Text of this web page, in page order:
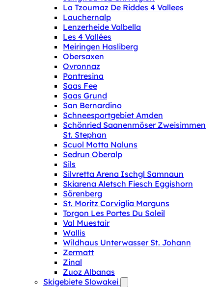
La Tzoumaz De Riddes 4 Vallees
Lauchernalp
Lenzerheide Valbella
Les 4 Vallées
Meiringen Hasliberg
Obersaxen
Ovronnaz
Pontresina
Saas Fee
Saas Grund
San Bernardino
Schneesportgebiet Amden
Schönried Saanenmöser Zweisimmen
St. Stephan
Scuol Motta Naluns
Sedrun Oberalp
Sils
Silvretta Arena Ischgl Samnaun
Skiarena Aletsch Fiesch Eggishorn
Sörenberg
St. Moritz Corviglia Marguns
Torgon Les Portes Du Soleil
Val Muestair
Wallis
Wildhaus Unterwasser St. Johann
Zermatt
Zinal
Zuoz Albanas
Skigebiete Slowakei